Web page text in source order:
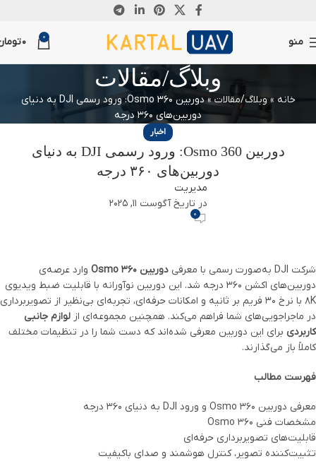
منو 0
0
وبلاگ/مقالات
خانه »وبلاگ/مقالات»
دوربین Osmo 360: ورود رسمی DJI به دنیای
دوربین‌های ۳۶۰ درجه
اخبار
دوربین Osmo 360: ورود رسمی DJI به دنیای
دوربین‌های ۳۶۰ درجه
مدیریت
در تاریخ آگوست 11, 2025
0
شرکت DJI به‌صورت رسمی با معرفی دوربین Osmo 360
وارد عرصه‌ی
دوربین‌های اکشن ۳۶۰ درجه شد. این دوربین نوآورانه با قابلیت ضبط ویدیوی
۸K با نرخ ۳۰ فریم بر ثانیه و امکانات حرفه‌ای، تجربه‌ای بی‌نظیر از تصویربرداری
در ماجراجویی‌های شما فراهم می‌کند. همچنین مجموعه‌ای از لوازم جانبی
کاربردی برای این دوربین معرفی شده‌اند که دست شما را در تنظیمات مختلف
کاملاً باز می‌گذارند.
فهرست مطالب
معرفی دوربین Osmo 360 و ورود DJI به دنیای ۳۶۰ درجه
مشخصات فنی Osmo 360
قابلیت‌های تصویربرداری حرفه‌ای
تثبیت‌کننده تصویر، کنترل هوشمند و صدای باکیفیت